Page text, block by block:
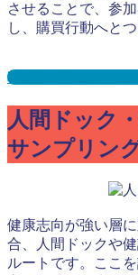
させることで、参
し、購買行動へと
料理教室サンプリ
人間ドック
サンプリン
健康志向が強い層
合、人間ドックや
ルートです。ここ